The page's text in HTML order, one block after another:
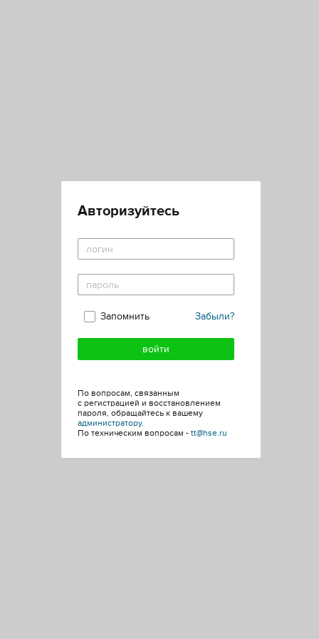
Авторизуйтесь
Забыли?
Запомнить
По вопросам, связанным
с регистрацией и восстановлением
пароля, обращайтесь к вашему
администратору.
По техническим вопросам - tt@hse.ru